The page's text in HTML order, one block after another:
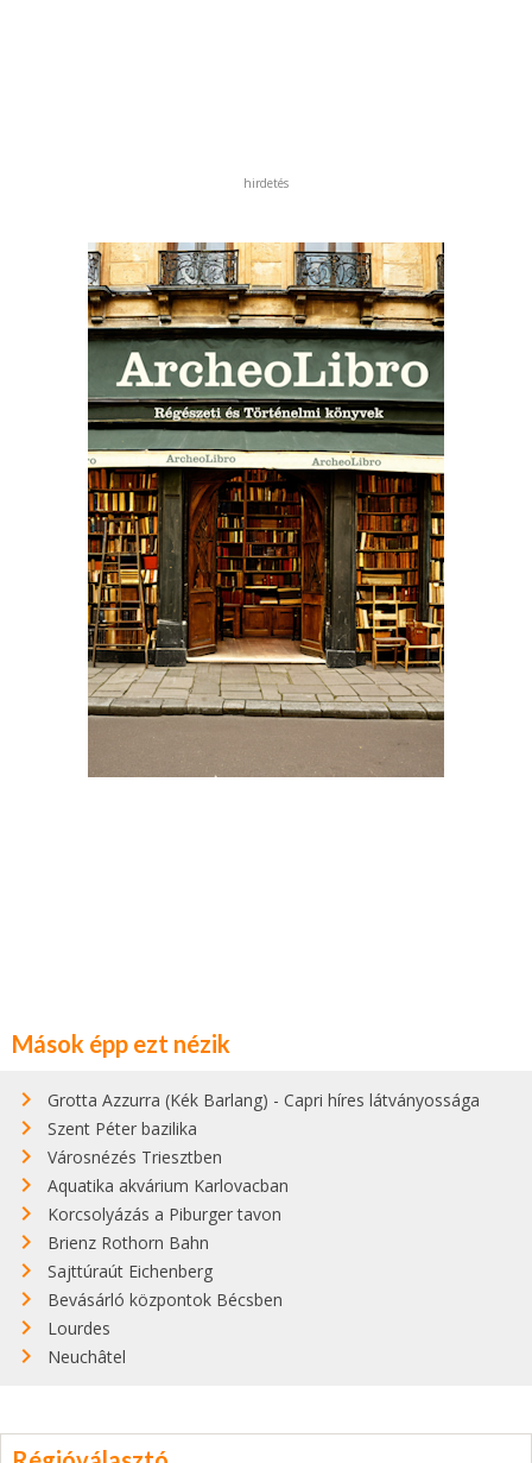
hirdetés
Mások épp ezt nézik
Grotta Azzurra (Kék Barlang) - Capri híres látványossága
Szent Péter bazilika
Városnézés Triesztben
Aquatika akvárium Karlovacban
Korcsolyázás a Piburger tavon
Brienz Rothorn Bahn
Sajttúraút Eichenberg
Bevásárló központok Bécsben
Lourdes
Neuchâtel